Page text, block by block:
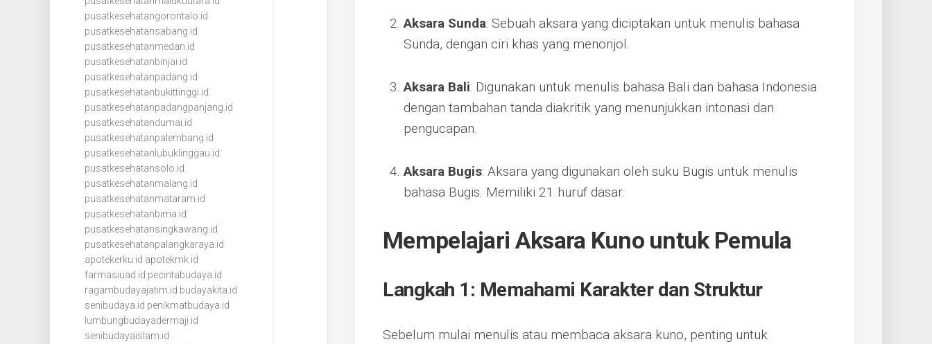
pusatkesehatangorontalo.id
pusatkesehatansabang.id
pusatkesehatanmedan.id
pusatkesehatanbinjai.id
pusatkesehatanpadang.id
pusatkesehatanbukittinggi.id
pusatkesehatanpadangpanjang.id
pusatkesehatandumai.id
pusatkesehatanpalembang.id
pusatkesehatanlubuklinggau.id
pusatkesehatansolo.id
pusatkesehatanmalang.id
pusatkesehatanmataram.id
pusatkesehatanbima.id
pusatkesehatansingkawang.id
pusatkesehatanpalangkaraya.id
apotekerku.id apotekmk.id
farmasiuad.id pecintabudaya.id
ragambudayajatim.id budayakita.id
senibudaya.id penikmatbudaya.id
lumbungbudayadermaji.id
senibudayaislam.id
Aksara Sunda: Sebuah aksara yang diciptakan untuk menulis bahasa
Sunda, dengan ciri khas yang menonjol.
Aksara Bali: Digunakan untuk menulis bahasa Bali dan bahasa Indonesia
dengan tambahan tanda diakritik yang menunjukkan intonasi dan
pengucapan.
Aksara Bugis: Aksara yang digunakan oleh suku Bugis untuk menulis
bahasa Bugis. Memiliki 21 huruf dasar.
Mempelajari Aksara Kuno untuk Pemula
Langkah 1: Memahami Karakter dan Struktur
Sebelum mulai menulis atau membaca aksara kuno, penting untuk